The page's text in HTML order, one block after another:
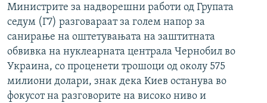
Министрите за надворешни работи од Групата
седум (Г7) разговараат за голем напор за
санирање на оштетувањата на заштитната
обвивка на нуклеарната централа Чернобил во
Украина, со проценети трошоци од околу 575
милиони долари, знак дека Киев останува во
фокусот на разговорите на високо ниво и